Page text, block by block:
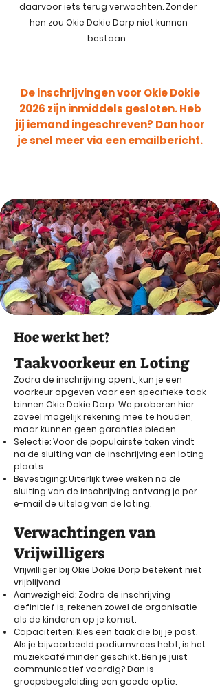
daarvoor iets terug verwachten. Zonder
hen zou Okie Dokie Dorp niet kunnen
bestaan.
De inschrijvingen voor Okie Dokie
2026 zijn inmiddels gesloten. Heb
jij iemand ingeschreven? Dan hoor
je snel meer via een emailbericht.
Hoe werkt het?
Taakvoorkeur en Loting
Zodra de inschrijving opent, kun je een
voorkeur opgeven voor een specifieke taak
binnen Okie Dokie Dorp. We proberen hier
zoveel mogelijk rekening mee te houden,
maar kunnen geen garanties bieden.
Selectie: Voor de populairste taken vindt
na de sluiting van de inschrijving een loting
plaats.
Bevestiging: Uiterlijk twee weken na de
sluiting van de inschrijving ontvang je per
e-mail de uitslag van de loting.
Verwachtingen van
Vrijwilligers
Vrijwilliger bij Okie Dokie Dorp betekent niet
vrijblijvend.
Aanwezigheid: Zodra de inschrijving
definitief is, rekenen zowel de organisatie
als de kinderen op je komst.
Capaciteiten: Kies een taak die bij je past.
Als je bijvoorbeeld podiumvrees hebt, is het
muziekcafé minder geschikt. Ben je juist
communicatief vaardig? Dan is
groepsbegeleiding een goede optie.